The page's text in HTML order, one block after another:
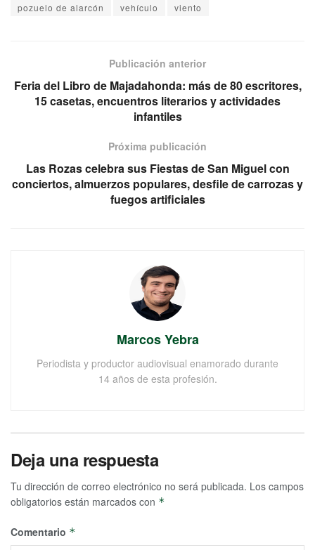
pozuelo de alarcón
vehículo viento
Publicación anterior
Feria del Libro de Majadahonda: más de 80 escritores,
15 casetas, encuentros literarios y actividades
infantiles
Próxima publicación
Las Rozas celebra sus Fiestas de San Miguel con
conciertos, almuerzos populares, desfile de carrozas y
fuegos artificiales
Marcos Yebra
Periodista y productor audiovisual enamorado durante
14 años de esta profesión.
Deja una respuesta
Tu dirección de correo electrónico no será publicada. Los campos
obligatorios están marcados con *
Comentario *